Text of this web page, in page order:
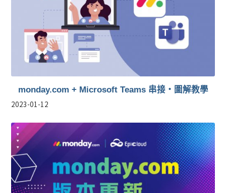
monday.com + Microsoft Teams 串接・圖解教學
2023-01-12